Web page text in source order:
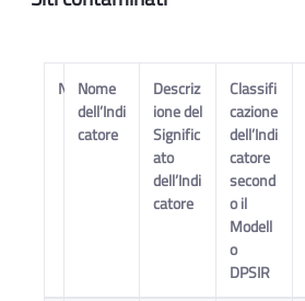
N
Nome
dell’Indi
catore
Descriz
ione del
Signific
ato
dell’Indi
catore
Classifi
cazione
dell’Indi
catore
second
o il
Modell
o
DPSIR